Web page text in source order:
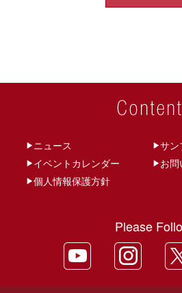
ニュース
サン
イベントカレンダー
お
個人情報保護方針
Please